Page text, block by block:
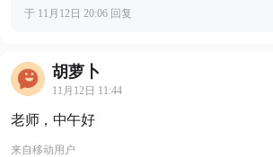
于 11月12日 20:06 回复
胡萝卜
11月12日 11:44
老师，中午好
来自移动用户